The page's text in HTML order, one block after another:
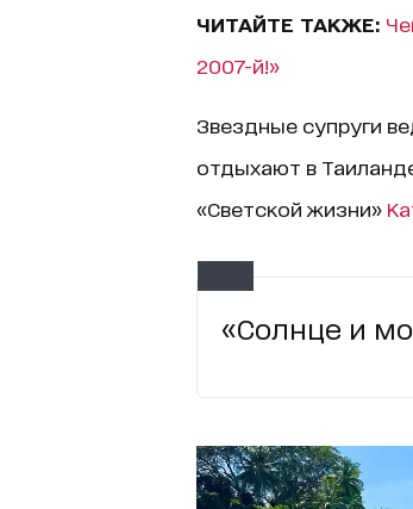
ЧИТАЙТЕ ТАКЖЕ:
2007-й!»
Звездные супруги
отдыхают в
«Светской жизни»
«Солнце и